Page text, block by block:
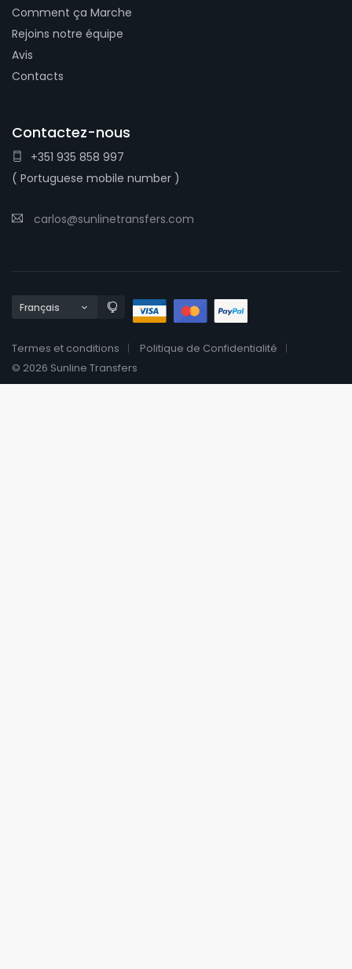
Comment ça Marche
Rejoins notre équipe
Avis
Contacts
Contactez-nous
+351 935 858 997
( Portuguese mobile number )
carlos@sunlinetransfers.com
Termes et conditions
Politique de Confidentialité
© 2026 Sunline Transfers